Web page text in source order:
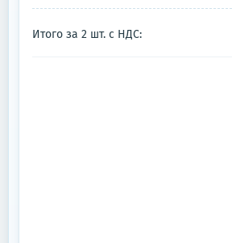
Итого за 2 шт. с НДС: